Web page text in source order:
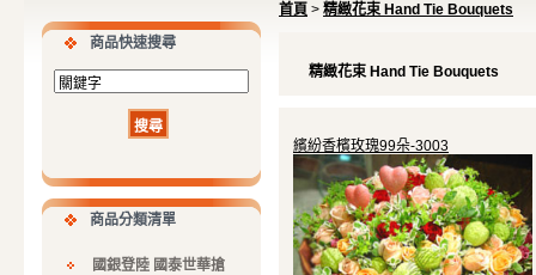
商品快速搜尋
商品分類清單
國銀登陸 國泰世華搶
首頁 > 精緻花束 Hand Tie Bouquets
精緻花束 Hand Tie Bouquets
繽紛香檳玫瑰99朵-3003